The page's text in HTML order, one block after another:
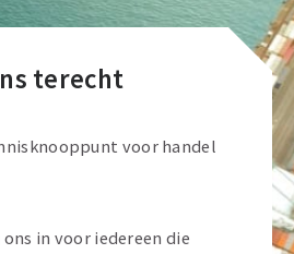
terecht
voor handel
in voor iedereen die